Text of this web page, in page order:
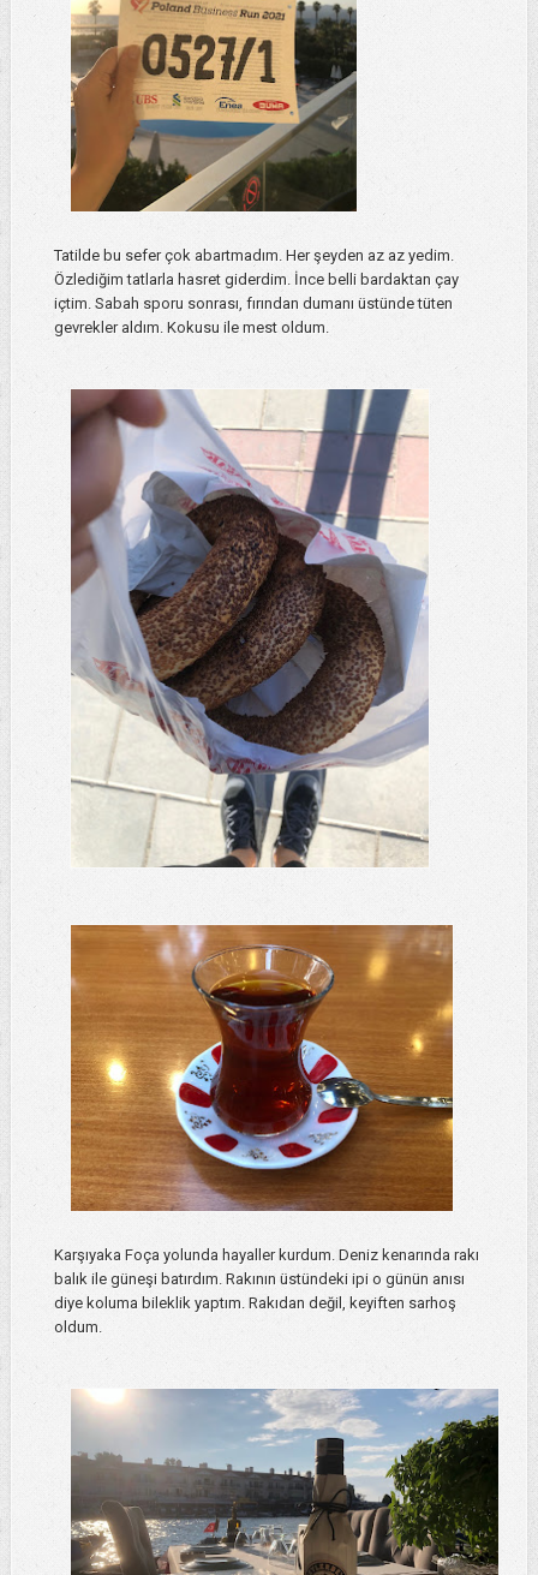
Tatilde bu sefer çok abartmadım. Her şeyden az az yedim.
Özlediğim tatlarla hasret giderdim. İnce belli bardaktan çay
içtim. Sabah sporu sonrası, fırından dumanı üstünde tüten
gevrekler aldım. Kokusu ile mest oldum.
Karşıyaka Foça yolunda hayaller kurdum. Deniz kenarında rakı
balık ile güneşi batırdım. Rakının üstündeki ipi o günün anısı
diye koluma bileklik yaptım. Rakıdan değil, keyiften sarhoş
oldum.